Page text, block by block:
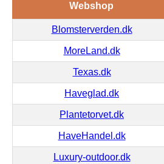
Webshop
Blomsterverden.dk
MoreLand.dk
Texas.dk
Haveglad.dk
Plantetorvet.dk
HaveHandel.dk
Luxury-outdoor.dk